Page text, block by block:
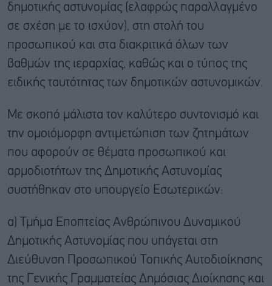
δημοτικής αστυνομίας (ελαφρώς παραλλαγμένο
σε σχέση με το ισχύον), στη στολή του
προσωπικού και στα διακριτικά όλων των
βαθμών της ιεραρχίας, καθώς και ο τύπος της
ειδικής ταυτότητας των δημοτικών αστυνομικών.
Με σκοπό μάλιστα τον καλύτερο συντονισμό και
την ομοιόμορφη αντιμετώπιση των ζητημάτων
που αφορούν σε θέματα προσωπικού και
αρμοδιοτήτων της Δημοτικής Αστυνομίας
συστήθηκαν στο υπουργείο Εσωτερικών:
α) Τμήμα Εποπτείας Ανθρώπινου Δυναμικού
Δημοτικής Αστυνομίας που υπάγεται στη
Διεύθυνση Προσωπικού Τοπικής Αυτοδιοίκησης
της Γενικής Γραμματείας Δημόσιας Διοίκησης και